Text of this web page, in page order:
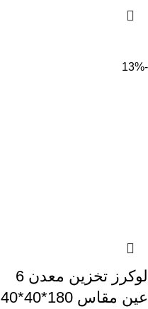
-13%
لوكرز تخزين معدن 6
عين مقاس 180*40*40